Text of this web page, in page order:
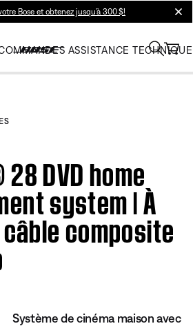
Bose et obtenez jusqu’à 300 $!
ASSISTANCE TECHNIQUE
DVD home
system | À
composite
Système de cinéma maison avec